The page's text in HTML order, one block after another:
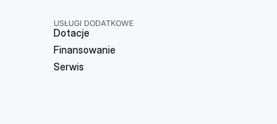
USŁUGI DODATKOWE
Dotacje
Finansowanie
Serwis